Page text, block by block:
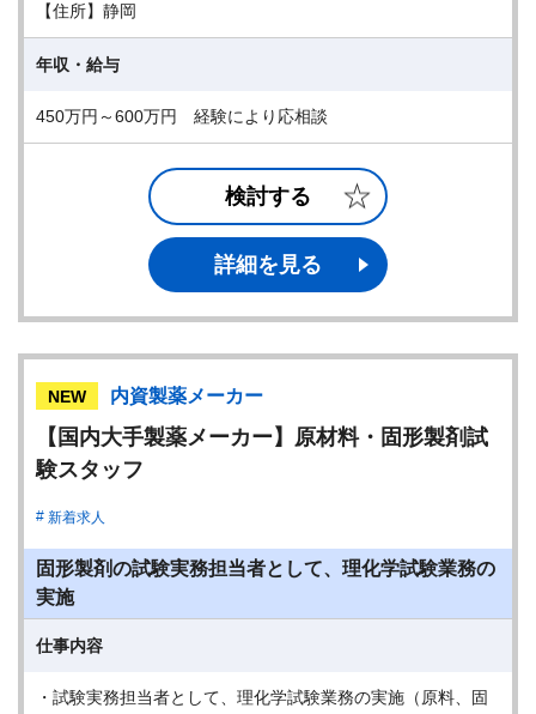
【住所】静岡
年収・給与
450万円～600万円 経験により応相談
検討する
詳細を見る
NEW 内資製薬メーカー
【国内大手製薬メーカー】原材料・固形製剤試
験スタッフ
新着求人
固形製剤の試験実務担当者として、理化学試験業務の
実施
仕事内容
・試験実務担当者として、理化学試験業務の実施（原料、固